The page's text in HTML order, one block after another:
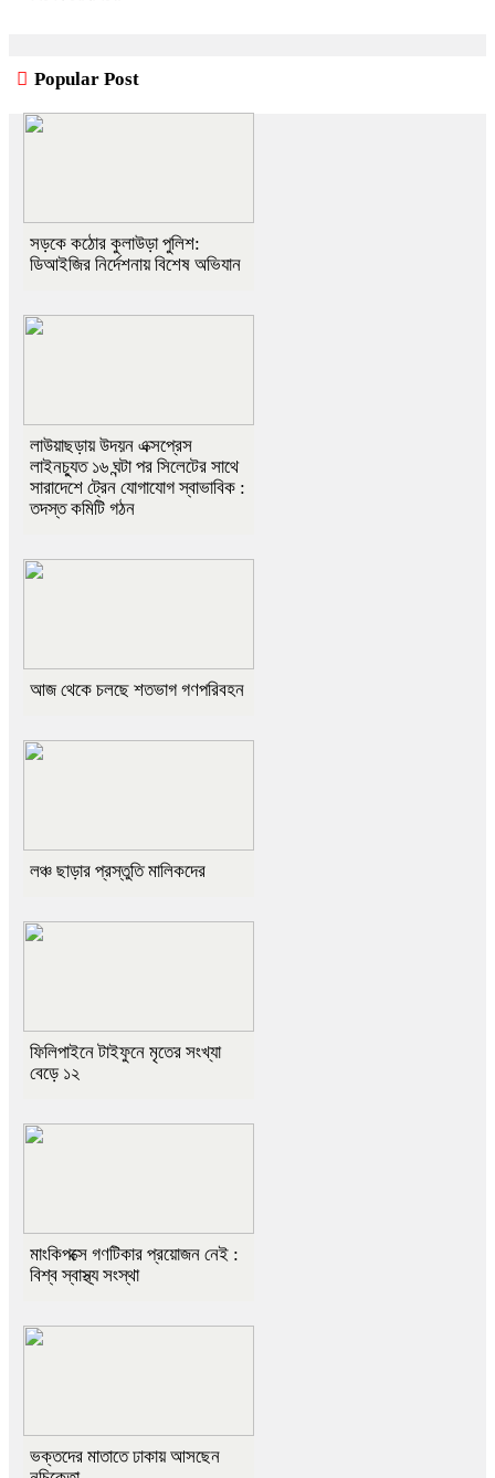
Popular Post
সড়কে কঠোর কুলাউড়া পুলিশ:
ডিআইজির নির্দেশনায় বিশেষ অভিযান
লাউয়াছড়ায় উদয়ন এক্সপ্রেস
লাইনচ্যুত ১৬ ঘন্টা পর সিলেটের সাথে
সারাদেশে ট্রেন যোগাযোগ স্বাভাবিক :
তদস্ত কমিটি গঠন
আজ থেকে চলছে শতভাগ গণপরিবহন
লঞ্চ ছাড়ার প্রস্তুতি মালিকদের
ফিলিপাইনে টাইফুনে মৃতের সংখ্যা
বেড়ে ১২
মাংকিপক্সে গণটিকার প্রয়োজন নেই :
বিশ্ব স্বাস্থ্য সংস্থা
ভক্তদের মাতাতে ঢাকায় আসছেন